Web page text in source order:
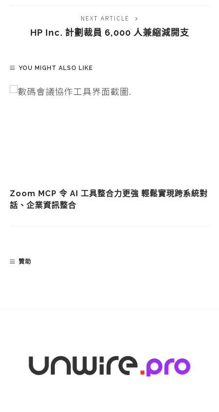
NEXT ARTICLE
HP Inc. 計劃裁員 6,000 人兼縮減開支
YOU MIGHT ALSO LIKE
Zoom MCP 令 AI 工具整合力更強 輕鬆實現跨系統對
話、企業資訊整合
贊助